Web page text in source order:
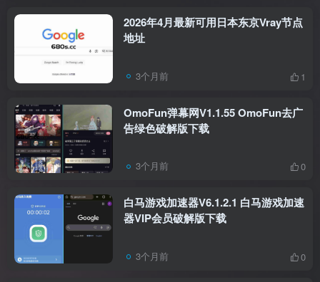
2026年4月最新可用日本东京Vray节点
地址
3个月前 1
OmoFun弹幕网V1.1.55 OmoFun去广
告绿色破解版下载
3个月前 0
白马游戏加速器V6.1.2.1 白马游戏加速
器VIP会员破解版下载
3个月前 0